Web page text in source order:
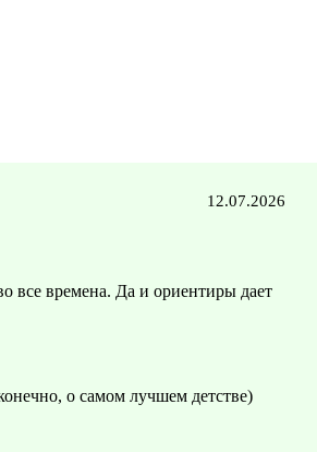
12.07.2026
все времена. Да и ориентиры дает
о самом лучшем детстве)